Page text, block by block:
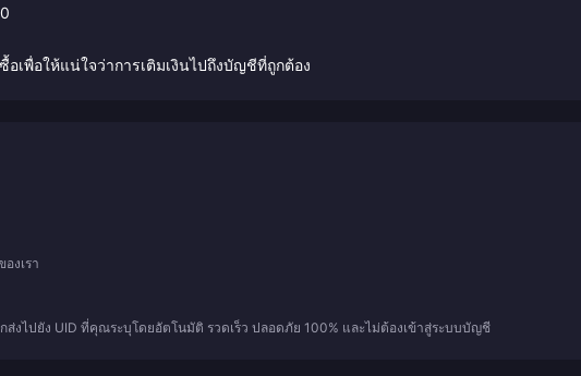
พื่อให้แน่ใจว่าการเติมเงินไปถึงบัญชีที่ถูกต้อง
งเรา
ส่งไปยัง UID ที่คุณระบุโดยอัตโนมัติ รวดเร็ว ปลอดภัย 100% และไม่ต้องเข้าสู่ระบบบัญชี